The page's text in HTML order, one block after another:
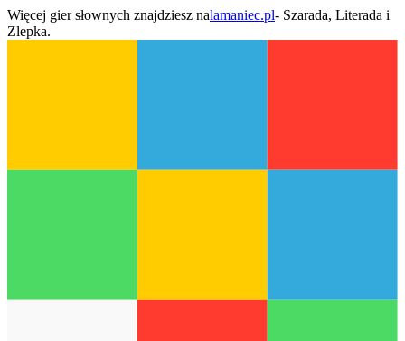
Więcej gier słownych znajdziesz nalamaniec.pl- Szarada, Literada i
Zlepka.